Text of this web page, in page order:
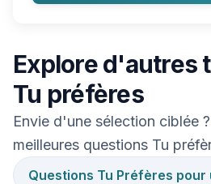
Explore d'autres
Tu préfères
Envie d'une sélection ciblée
meilleures questions Tu
Questions Tu Préfères